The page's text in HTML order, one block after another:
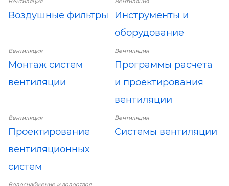
Воздушные фильтры
Инструменты и
оборудование
Вентиляция
Монтаж систем
вентиляции
Вентиляция
Программы расчета
и проектирования
вентиляции
Вентиляция
Проектирование
вентиляционных
систем
Вентиляция
Системы вентиляции